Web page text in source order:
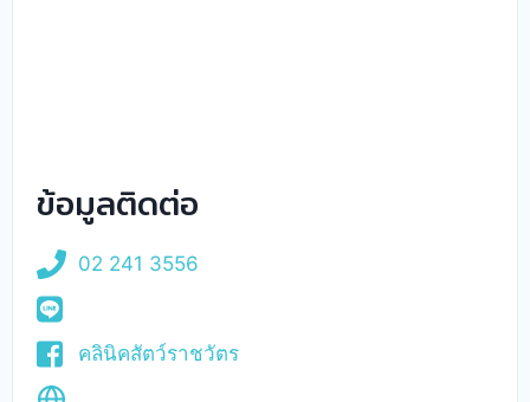
ข้อมูลติดต่อ
02 241 3556
คลินิคสัตว์ราชวัตร